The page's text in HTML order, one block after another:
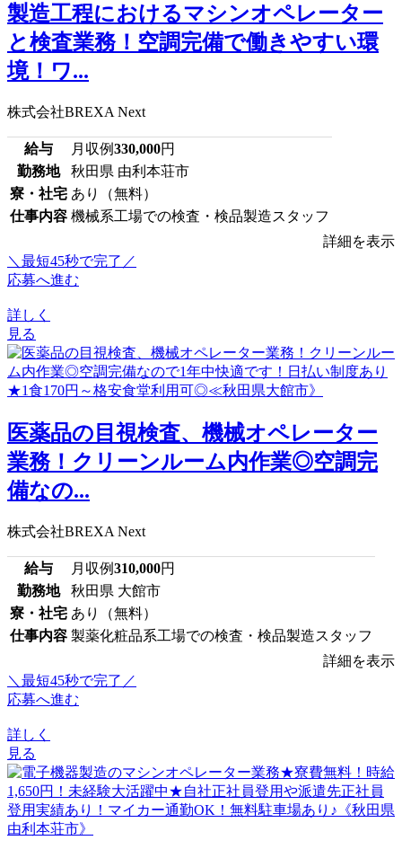
製造工程におけるマシンオペレーター
と検査業務！空調完備で働きやすい環
境！ワ...
株式会社BREXA Next
給与 月収例330,000円
勤務地
秋田県 由利本荘市
寮・社宅 あり（無料）
仕事内容 機械系工場での検査・検品製造スタッフ
詳細を表示
＼最短45秒で完了／
応募へ進む
詳しく
見る
医薬品の目視検査、機械オペレーター
業務！クリーンルーム内作業◎空調完
備なの...
株式会社BREXA Next
給与 月収例310,000円
勤務地
秋田県 大館市
寮・社宅 あり（無料）
仕事内容 製薬化粧品系工場での検査・検品製造スタッフ
詳細を表示
＼最短45秒で完了／
応募へ進む
詳しく
見る